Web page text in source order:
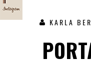
KARLA